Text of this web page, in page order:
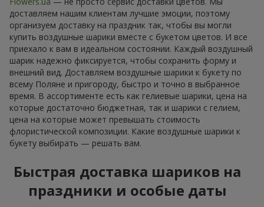
доставляем нашим клиентам лучшие эмоции, поэтому
организуем доставку на праздник так, чтобы вы могли
купить воздушные шарики вместе с букетом цветов. И все
приехало к вам в идеальном состоянии. Каждый воздушный
шарик надежно фиксируется, чтобы сохранить форму и
внешний вид. Доставляем воздушные шарики к букету по
всему Поляне и пригороду, быстро и точно в выбранное
время. В ассортименте есть как гелиевые шарики, цена на
которые достаточно бюджетная, так и шарики с гелием,
цена на которые может превышать стоимость
флористической композиции. Какие воздушные шарики к
букету выбирать — решать вам.
Быстрая доставка шариков на
праздники и особые даты